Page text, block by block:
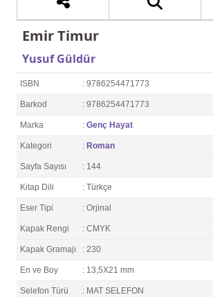
Emir Timur
Yusuf Güldür
ISBN : 9786254471773
Barkod : 9786254471773
Marka : Genç Hayat
Kategori : Roman
Sayfa Sayısı : 144
Kitap Dili : Türkçe
Eser Tipi : Orjinal
Kapak Rengi : CMYK
Kapak Gramajı : 230
En ve Boy : 13,5X21 mm
Selefon Türü : MAT SELEFON